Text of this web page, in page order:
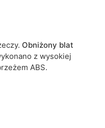
Obniżony blat
z wysokiej
ABS.